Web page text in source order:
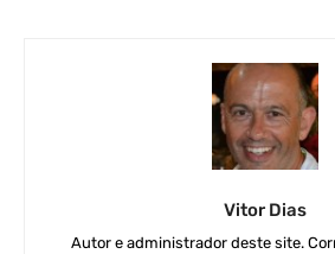
Vitor Dias
Autor e administrador deste site.